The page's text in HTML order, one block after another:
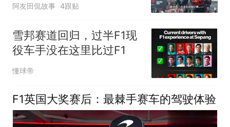
阿友田侃故事 4跟贴
雪邦赛道回归，过半F1现
役车手没在这里比过F1
懂球帝
F1英国大奖赛后：最棘手赛车的驾驶体验